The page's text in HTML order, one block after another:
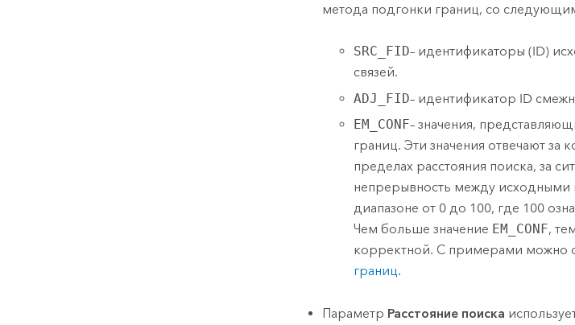
метода подгонки границ, со
SRC_FID– идентификаторы (ID)
связей.
ADJ_FID– идентификатор ID
EM_CONF– значения,
границ. Эти значения отвечают за
пределах расстояния поиска, за
непрерывность между исходными
диапазоне от 0 до 100, где 100
Чем больше значение EM_CONF,
корректной. С примерами можно
границ.
Параметр Расстояние поиска